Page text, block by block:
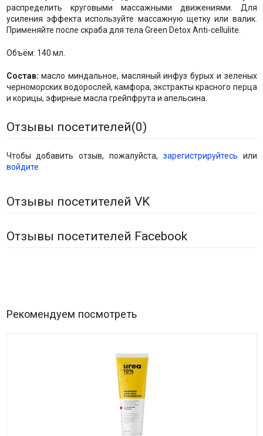
распределить круговыми массажными движениями. Для
усиления эффекта используйте массажную щетку или валик.
Применяйте после скраба для тела Green Detox Anti-cellulite.
Объём: 140 мл.
Состав: масло миндальное, масляный инфуз бурых и зеленых
черноморских водорослей, камфора, экстракты красного перца
и корицы, эфирные масла грейпфрута и апельсина.
Отзывы посетителей(0)
Чтобы добавить отзыв, пожалуйста, зарегистрируйтесь или
войдите
Отзывы посетителей VK
Отзывы посетителей Facebook
Рекомендуем посмотреть